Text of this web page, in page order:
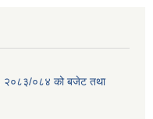
२०८३/०८४ को बजेट तथा